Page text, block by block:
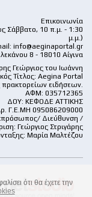
ότι θα έχετε την
Επικοινωνία
Σάββατο, 10 π.μ. - 1:30
μ.μ.)
info@aeginaportal.gr
8 - 18010 Αίγινα
Γεώργιος του Ιωάννη
Τίτλος: Aegina Portal
πρακτορείων ειδήσεων.
ΑΦΜ: 035712365
ΔΟΥ: ΚΕΦΟΔΕ ΑΤΤΙΚΗΣ
Γ.Ε.ΜΗ 095086209000
Διεύθυνση /
Γεώργιος Στριγάρης
Μαρία Μαλτέζου